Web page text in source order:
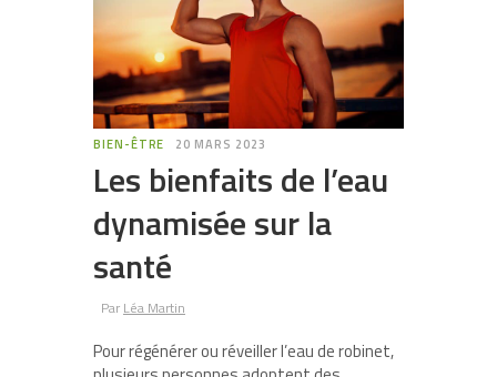
BIEN-ÊTRE 20 MARS 2023
Les bienfaits de l’eau
dynamisée sur la
santé
Par Léa Martin
Pour régénérer ou réveiller l’eau de robinet,